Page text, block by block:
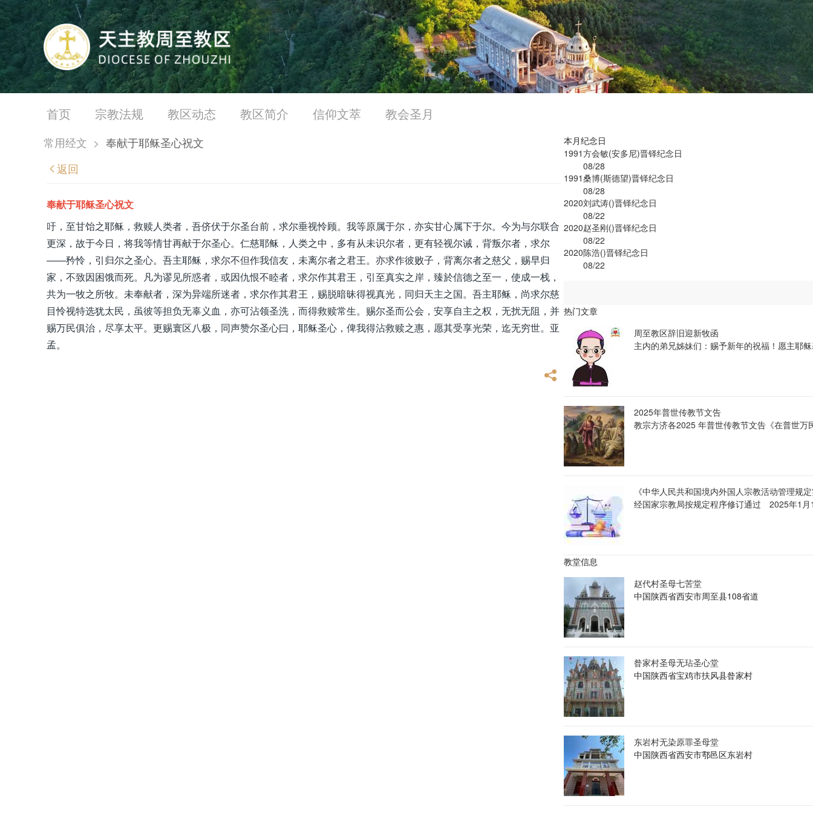
首页 宗教法规 教区动态 教区简介 信仰文萃 教会圣月
常用经文 > 奉献于耶稣圣心祝文
返回
奉献于耶稣圣心祝文
吁，至甘饴之耶稣，救赎人类者，吾侪伏于尔圣台前，求尔垂视怜顾。我等原属于尔，亦实甘心属下于尔。今为与尔联合
更深，故于今日，将我等情甘再献于尔圣心。仁慈耶稣，人类之中，多有从未识尔者，更有轻视尔诫，背叛尔者，求尔
——矜怜，引归尔之圣心。吾主耶稣，求尔不但作我信友，未离尔者之君王。亦求作彼败子，背离尔者之慈父，赐早归
家，不致因困饿而死。凡为谬见所惑者，或因仇恨不睦者，求尔作其君王，引至真实之岸，臻於信德之至一，使成一栈，
共为一牧之所牧。未奉献者，深为异端所迷者，求尔作其君王，赐脱暗昧得视真光，同归天主之国。吾主耶稣，尚求尔慈
目怜视特选犹太民，虽彼等担负无辜义血，亦可沾领圣洗，而得救赎常生。赐尔圣而公会，安享自主之权，无扰无阻，并
赐万民俱治，尽享太平。更赐寰区八极，同声赞尔圣心曰，耶稣圣心，俾我得沾救赎之惠，愿其受享光荣，迄无穷世。亚
孟。
本月纪念日
1991方会敏(安多尼)晋铎纪念日
08/28
1991桑博(斯德望)晋铎纪念日
08/28
2020刘武涛()晋铎纪念日
08/22
2020赵圣刚()晋铎纪念日
08/22
2020陈浩()晋铎纪念日
08/22
热门文章
周至教区辞旧迎新牧函
主内的弟兄姊妹们：赐予新年的祝福！愿主耶
2025年普世传教节文告
教宗方济各2025 年普世传教节文告《在普世万
《中华人民共和国境内外国人宗教活动管理规
经国家宗教局按规定程序修订通过 2025年1
教堂信息
赵代村圣母七苦堂
中国陕西省西安市周至县108省道
昝家村圣母无玷圣心堂
中国陕西省宝鸡市扶风县昝家村
东岩村无染原罪圣母堂
中国陕西省西安市鄠邑区东岩村